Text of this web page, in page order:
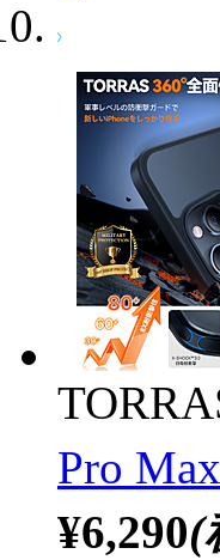
Pro
¥6,290(